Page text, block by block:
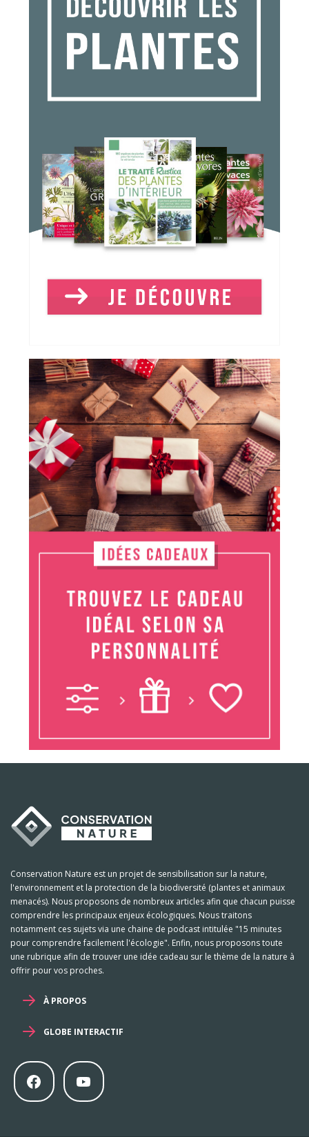
Conservation Nature est un projet de sensibilisation sur la nature,
l'environnement et la protection de la biodiversité (plantes et animaux
menacés). Nous proposons de nombreux articles afin que chacun puisse
comprendre les principaux enjeux écologiques. Nous traitons
notamment ces sujets via une chaine de podcast intitulée "15 minutes
pour comprendre facilement l'écologie". Enfin, nous proposons toute
une rubrique afin de trouver une idée cadeau sur le thème de la nature à
offrir pour vos proches.
À PROPOS
GLOBE INTERACTIF